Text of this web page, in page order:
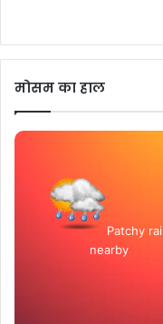
मोसम का हाल
Patchy
nearby